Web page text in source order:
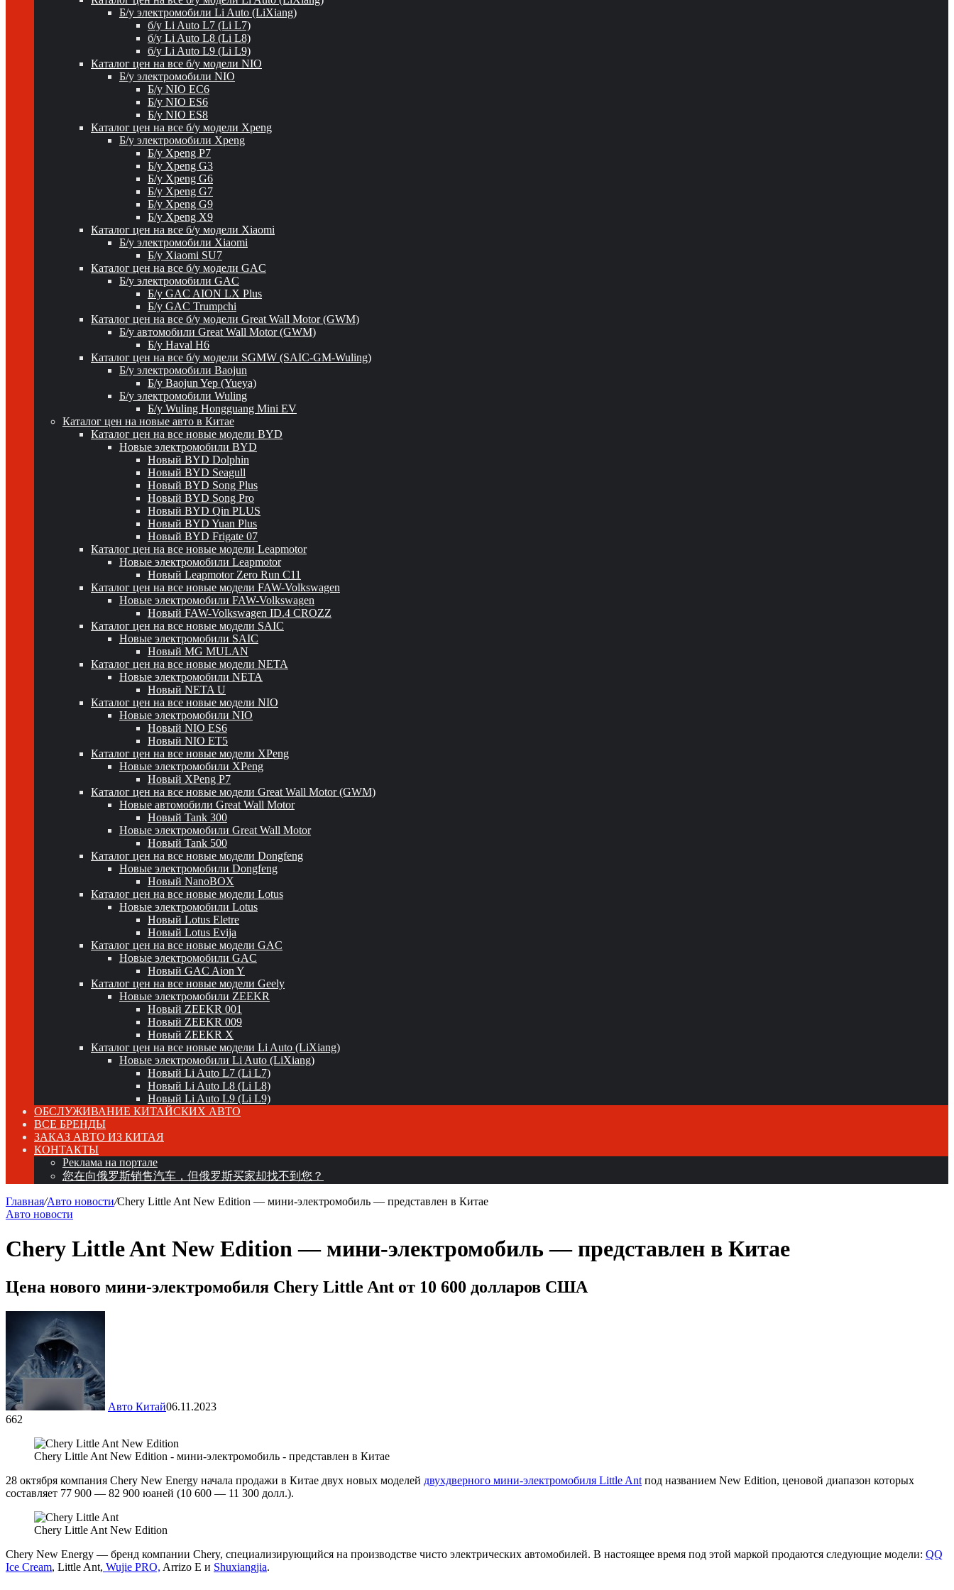
Б/у электромобили Li Auto (LiXiang)
б/у Li Auto L7 (Li L7)
б/у Li Auto L8 (Li L8)
б/у Li Auto L9 (Li L9)
Каталог цен на все б/у модели NIO
Б/у электромобили NIO
Б/у NIO EC6
Б/у NIO ES6
Б/у NIO ES8
Каталог цен на все б/у модели Xpeng
Б/у электромобили Xpeng
Б/у Xpeng P7
Б/у Xpeng G3
Б/у Xpeng G6
Б/у Xpeng G7
Б/у Xpeng G9
Б/у Xpeng X9
Каталог цен на все б/у модели Xiaomi
Б/у электромобили Xiaomi
Б/у Xiaomi SU7
Каталог цен на все б/у модели GAC
Б/у электромобили GAC
Б/у GAC AION LX Plus
Б/у GAC Trumpchi
Каталог цен на все б/у модели Great Wall Motor (GWM)
Б/у автомобили Great Wall Motor (GWM)
Б/у Haval H6
Каталог цен на все б/у модели SGMW (SAIC-GM-Wuling)
Б/у электромобили Baojun
Б/у Baojun Yep (Yueya)
Б/у электромобили Wuling
Б/у Wuling Hongguang Mini EV
Каталог цен на новые авто в Китае
Каталог цен на все новые модели BYD
Новые электромобили BYD
Новый BYD Dolphin
Новый BYD Seagull
Новый BYD Song Plus
Новый BYD Song Pro
Новый BYD Qin PLUS
Новый BYD Yuan Plus
Новый BYD Frigate 07
Каталог цен на все новые модели Leapmotor
Новые электромобили Leapmotor
Новый Leapmotor Zero Run C11
Каталог цен на все новые модели FAW-Volkswagen
Новые электромобили FAW-Volkswagen
Новый FAW-Volkswagen ID.4 CROZZ
Каталог цен на все новые модели SAIC
Новые электромобили SAIC
Новый MG MULAN
Каталог цен на все новые модели NETA
Новые электромобили NETA
Новый NETA U
Каталог цен на все новые модели NIO
Новые электромобили NIO
Новый NIO ES6
Новый NIO ET5
Каталог цен на все новые модели XPeng
Новые электромобили XPeng
Новый XPeng P7
Каталог цен на все новые модели Great Wall Motor (GWM)
Новые автомобили Great Wall Motor
Новый Tank 300
Новые электромобили Great Wall Motor
Новый Tank 500
Каталог цен на все новые модели Dongfeng
Новые электромобили Dongfeng
Новый NanoBOX
Каталог цен на все новые модели Lotus
Новые электромобили Lotus
Новый Lotus Eletre
Новый Lotus Evija
Каталог цен на все новые модели GAC
Новые электромобили GAC
Новый GAC Aion Y
Каталог цен на все новые модели Geely
Новые электромобили ZEEKR
Новый ZEEKR 001
Новый ZEEKR 009
Новый ZEEKR X
Каталог цен на все новые модели Li Auto (LiXiang)
Новые электромобили Li Auto (LiXiang)
Новый Li Auto L7 (Li L7)
Новый Li Auto L8 (Li L8)
Новый Li Auto L9 (Li L9)
ОБСЛУЖИВАНИЕ КИТАЙСКИХ АВТО
ВСЕ БРЕНДЫ
ЗАКАЗ АВТО ИЗ КИТАЯ
КОНТАКТЫ
Реклама на портале
您在向俄罗斯销售汽车，但俄罗斯买家却找不到您？
Главная/Авто новости/Chery Little Ant New Edition — мини-электромобиль — представлен в Китае
Авто новости
Chery Little Ant New Edition — мини-электромобиль — представлен в Китае
Цена нового мини-электромобиля Chery Little Ant от 10 600 долларов США
Авто Китай06.11.2023
662
Chery Little Ant New Edition - мини-электромобиль - представлен в Китае
28 октября компания Chery New Energy начала продажи в Китае двух новых моделей двухдверного мини-электромобиля Little Ant под названием New Edition, ценовой диапазон которых
составляет 77 900 — 82 900 юаней (10 600 — 11 300 долл.).
Chery Little Ant New Edition
Chery New Energy — бренд компании Chery, специализирующийся на производстве чисто электрических автомобилей. В настоящее время под этой маркой продаются следующие модели: QQ
Ice Cream, Little Ant, Wujie PRO, Arrizo E и Shuxiangjia.